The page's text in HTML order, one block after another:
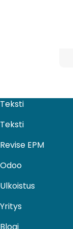
Teksti
Teksti
Revise EPM
Odoo
Ulkoistus​
Yritys